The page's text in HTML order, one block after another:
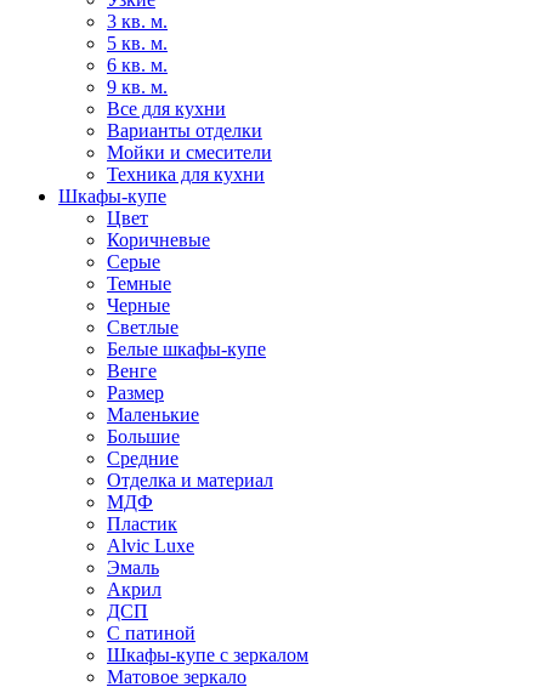
3 кв. м.
5 кв. м.
6 кв. м.
9 кв. м.
Все для кухни
Варианты отделки
Мойки и смесители
Техника для кухни
Шкафы-купе
Цвет
Коричневые
Серые
Темные
Черные
Светлые
Белые шкафы-купе
Венге
Размер
Маленькие
Большие
Средние
Отделка и материал
МДФ
Пластик
Alvic Luxe
Эмаль
Акрил
ДСП
С патиной
Шкафы-купе с зеркалом
Матовое зеркало